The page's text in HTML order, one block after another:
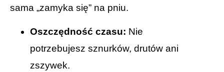
sama „zamyka się” na pniu.
Oszczędność czasu: Nie
potrzebujesz sznurków, drutów ani
zszywek.